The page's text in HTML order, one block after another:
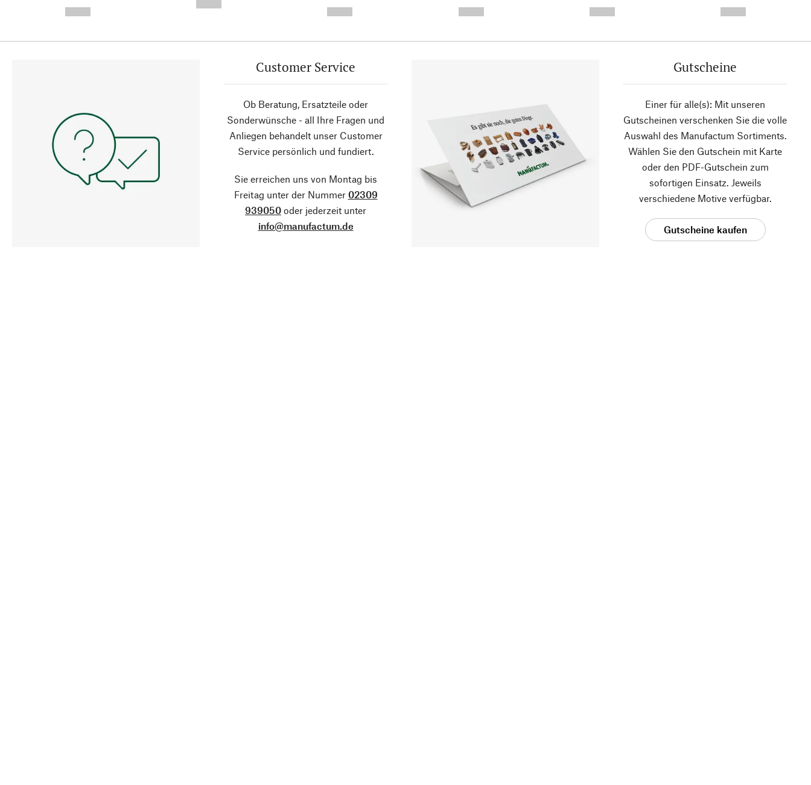
Customer Service
Ob Beratung, Ersatzteile oder
Sonderwünsche - all Ihre Fragen und
Anliegen behandelt unser Customer
Service persönlich und fundiert.
Sie erreichen uns von Montag bis
Freitag unter der Nummer 02309
939050 oder jederzeit unter
info@manufactum.de
Gutscheine
Einer für alle(s): Mit unseren
Gutscheinen verschenken Sie die volle
Auswahl des Manufactum Sortiments.
Wählen Sie den Gutschein mit Karte
oder den PDF-Gutschein zum
sofortigen Einsatz. Jeweils
verschiedene Motive verfügbar.
Gutscheine kaufen